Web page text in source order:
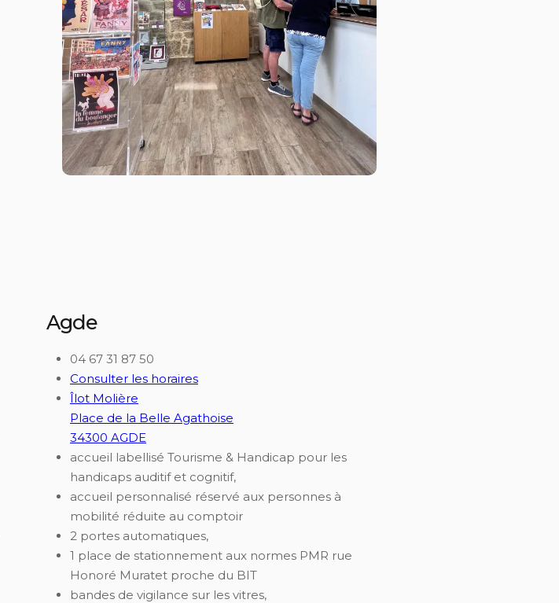
Agde
04 67 31 87 50
Consulter les horaires
Îlot Molière
Place de la Belle Agathoise
34300 AGDE
accueil labellisé Tourisme & Handicap pour les
handicaps auditif et cognitif,
accueil personnalisé réservé aux personnes à
mobilité réduite au comptoir
2 portes automatiques,
1 place de stationnement aux normes PMR rue
Honoré Muratet proche du BIT
bandes de vigilance sur les vitres,